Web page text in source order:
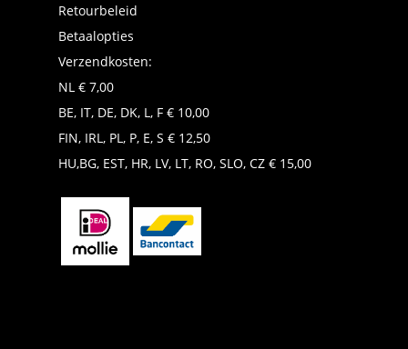
Retourbeleid
Betaalopties
Verzendkosten:
NL € 7,00
BE, IT, DE, DK, L, F € 10,00
FIN, IRL, PL, P, E, S € 12,50
HU,BG, EST, HR, LV, LT, RO, SLO, CZ € 15,00